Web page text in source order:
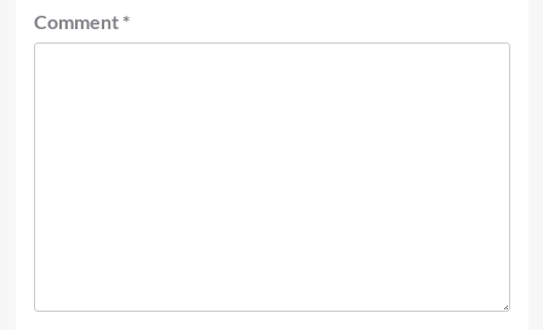
Comment *